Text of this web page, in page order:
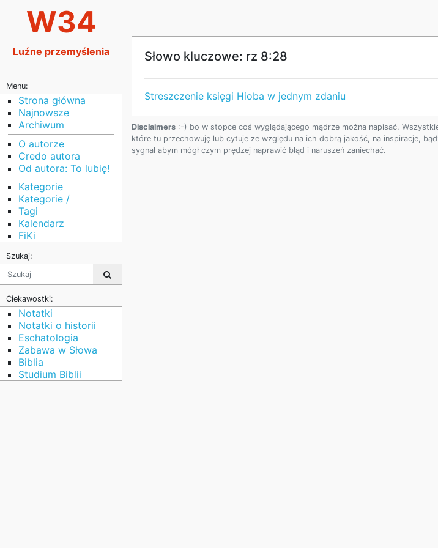
W34
Luźne przemyślenia
Menu:
Strona główna
Najnowsze
Archiwum
O autorze
Credo autora
Od autora: To lubię!
Kategorie
Kategorie /
Tagi
Kalendarz
FiKi
Szukaj:
Ciekawostki:
Notatki
Notatki o historii
Eschatologia
Zabawa w Słowa
Biblia
Studium Biblii
Słowo kluczowe: rz 8:28
Streszczenie księgi Hioba w jednym zdaniu
Disclaimers :-) bo w stopce coś wyglądającego mądrze można napisać.
które tu przechowuję lub cytuje ze względu na ich dobrą jakość, na inspiracje,
sygnał abym mógł czym prędzej naprawić błąd i naruszeń zaniechać.